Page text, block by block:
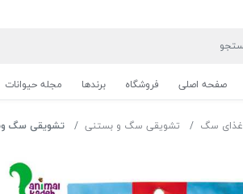
صفحه اصلی فروشگاه برندها مجله حیوانات
غذای سگ تشویقی سگ و بستنی تشویقی سگ